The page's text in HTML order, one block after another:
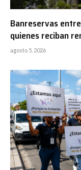
Banreservas
quienes reciban
agosto 5, 2026